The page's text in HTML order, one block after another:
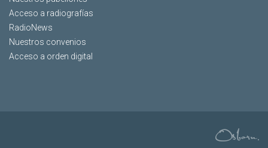
Acceso a radiografías
RadioNews
Nuestros convenios
Acceso a orden digital